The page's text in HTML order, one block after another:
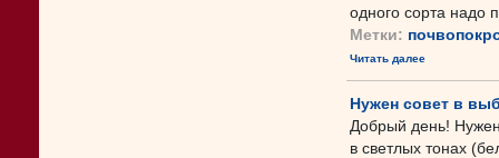
одного сорта надо
Метки:
Читать далее
Нужен совет в
Добрый день!
в светлых тонах